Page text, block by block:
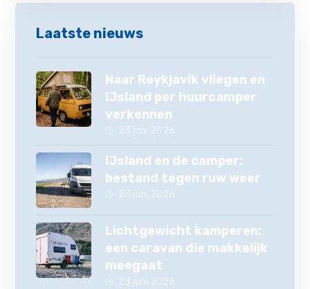
Laatste nieuws
Naar Reykjavik vliegen en
IJsland per huurcamper
verkennen
IJsland en de camper:
bestand tegen ruw weer
Lichtgewicht kamperen:
een caravan die makkelijk
meegaat